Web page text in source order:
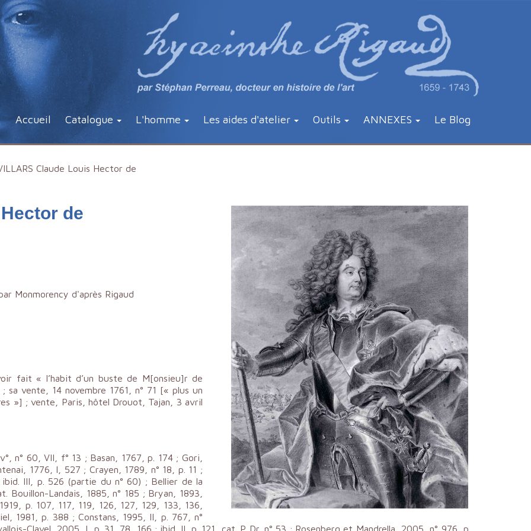
Accueil Catalogue L'homme Les aides d'atelier Outils ANNEXES Le Blog
Claude Louis Hector de
de
Monmorency d'après Rigaud
fait « l’habit d’un buste de M[onsieu]r de
sa vente, 14 novembre 1761, n° 71 [« plus un
»] ; vente, Paris, hôtel Drouot, Tajan, 3 avril
n° 60, VII, f° 13 ; Basan, 1767, p. 174 ; Gori,
1776, I, 527 ; Crayen, 1789, n° 18, p. 11 ;
III, p. 526 (partie du n° 60) ; Bellier de la
Landais, 1885, n° 185 ; Bryan, 1893,
p. 107, 117, 119, 126, 127, 129, 133, 136,
1981, p. 388 ; Constans, 1995, II, p. 767, n°
Clavel, 2005, I, p. 31, 78, 166 ; ibid. II, p. 121, cat. P. Dr. n° 53 ; Rosenberg et Mandrella, 2005, n° 976, p.